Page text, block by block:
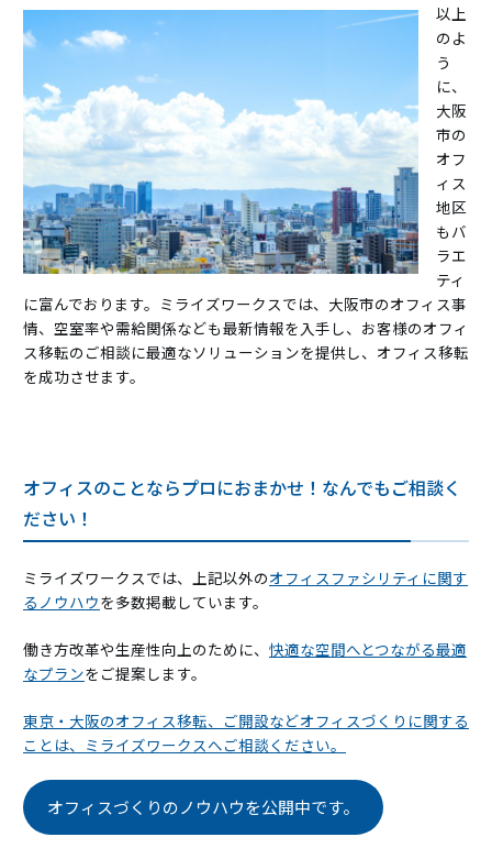
以上
のよ
う
に、
大阪
市の
オフ
ィス
地区
もバ
ラエ
ティ
に富んでおります。ミライズワークスでは、大阪市のオフィス事
情、空室率や需給関係なども最新情報を入手し、お客様のオフィ
ス移転のご相談に最適なソリューションを提供し、オフィス移転
を成功させます。
オフィスのことならプロにおまかせ！なんでもご相談く
ださい！
ミライズワークスでは、上記以外のオフィスファシリティに関す
るノウハウを多数掲載しています。
働き方改革や生産性向上のために、 快適な空間へとつながる最適
なプランをご提案します。
東京・大阪のオフィス移転、ご開設などオフィスづくりに関する
ことは、ミライズワークスへご相談ください。
オフィスづくりのノウハウを公開中です。